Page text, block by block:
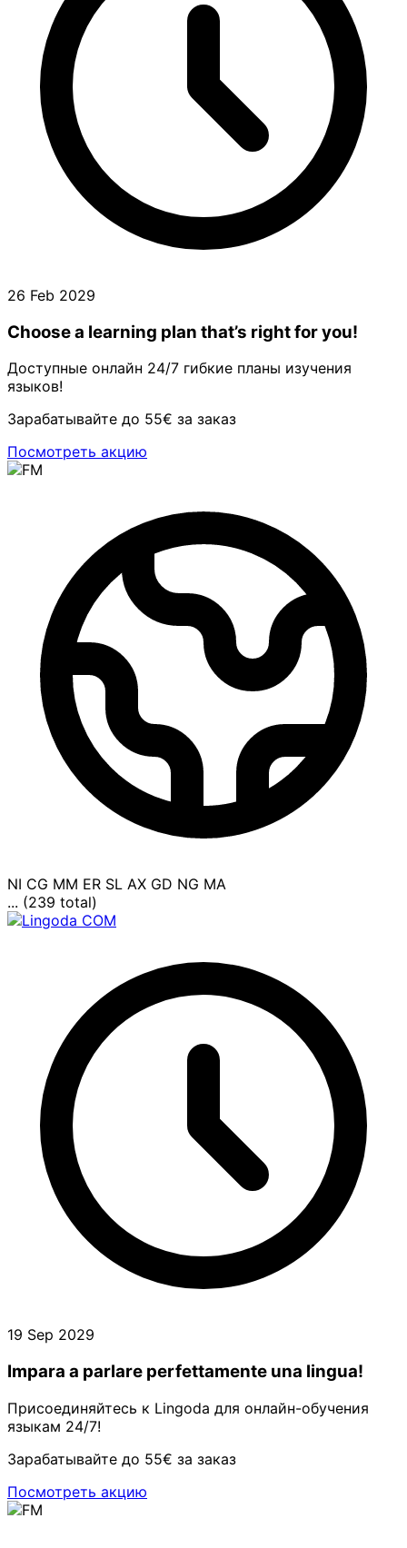
26 Feb 2029
Choose a learning plan that’s right for you!
Доступные онлайн 24/7 гибкие планы изучения
языков!
Зарабатывайте до 55€ за заказ
Посмотреть акцию
NI CG MM ER SL AX GD NG MA
... (239 total)
19 Sep 2029
Impara a parlare perfettamente una lingua!
Присоединяйтесь к Lingoda для онлайн-обучения
языкам 24/7!
Зарабатывайте до 55€ за заказ
Посмотреть акцию